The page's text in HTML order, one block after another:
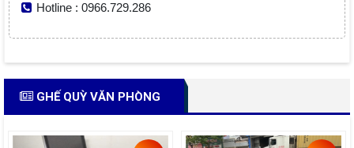
Hotline : 0966.729.286
GHẾ QUỲ VĂN PHÒNG